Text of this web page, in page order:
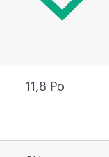
11,8 Po